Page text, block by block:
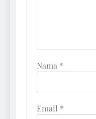
Nama *
Email *